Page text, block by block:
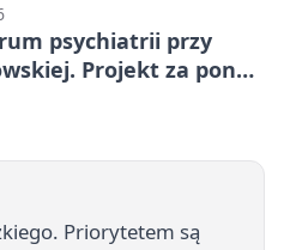
psychiatrii przy
Projekt za ponad
Priorytetem są